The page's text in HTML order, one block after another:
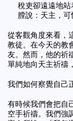
稅吏卻遠遠地
膛說：天主，可
從客觀角度來看，
教徒。在今天的教
友。然而，他的
單純地向天主祈禱
我們如何察覺自己
有時候我們會把自
空手祈禱。我們強